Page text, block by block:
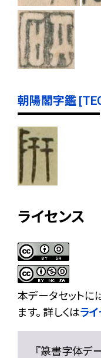
朝陽閣字鑑
ライセンス
本データセットに
ます。 詳しくはラ
『篆書字体デ